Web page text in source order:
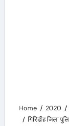
Home 2020
गिरिडीह जिला